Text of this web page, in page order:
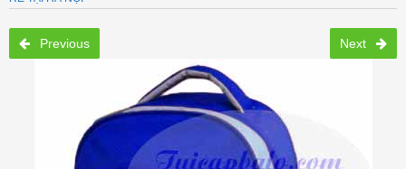
Previous Next